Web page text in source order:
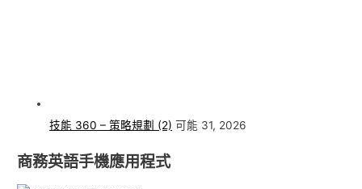
技能 360 – 策略規劃 (2) 可能 31, 2026
商務英語手機應用程式